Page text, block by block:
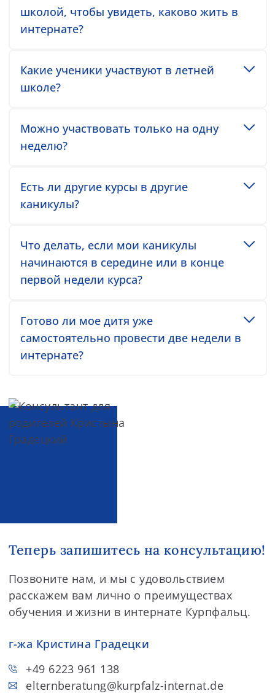
Теперь запишитесь на консультацию!
Позвоните нам, и мы с удовольствием
расскажем вам лично о преимуществах
обучения и жизни в интернате Курпфальц.
г-жа Кристина Градецки
+49 6223 961 138
elternberatung@kurpfalz-internat.de
школой, чтобы увидеть, каково жить в
интернате?
Какие ученики участвуют в летней
школе?
Toggle accordion item
Можно участвовать только на одну
неделю?
Toggle accordion item
Есть ли другие курсы в другие
каникулы?
Toggle accordion item
Что делать, если мои каникулы
начинаются в середине или в конце
первой недели курса?
Toggle accordion item
Готово ли мое дитя уже
самостоятельно провести две недели в
интернате?
Toggle accordion item